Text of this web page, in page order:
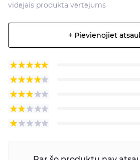
vidējais produkta vērtējums
+ Pievienojiet